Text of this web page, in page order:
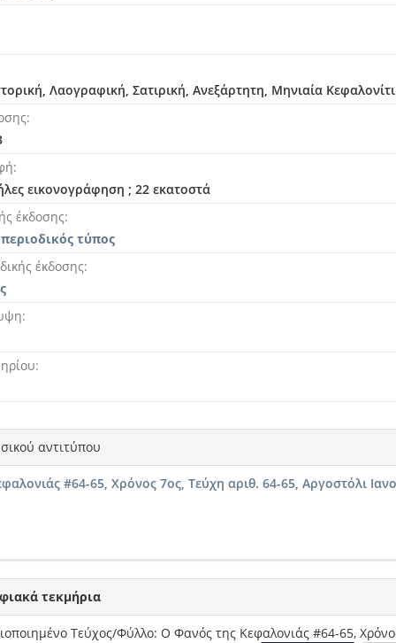
Λαογραφική, Σατιρική, Ανεξάρτητη, Μηνιαία
εικονογράφηση ; 22 εκατοστά
έκδοσης
τύπος
έκδοσης
αντιτύπου
#64-65, Χρόνος 7ος, Τεύχη αριθ. 64-65, Αργοστόλι
τεκμήρια
Τεύχος/Φύλλο: Ο Φανός της Κεφαλονιάς #64-65,